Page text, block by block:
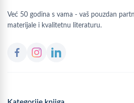
Već 50 godina s vama - vaš pouzdan
materijale i kvalitetnu literaturu.